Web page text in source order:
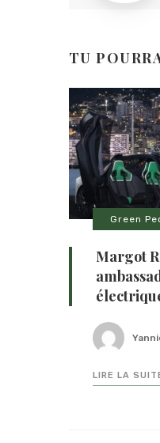
TU
Green
Margot
LIRE LA